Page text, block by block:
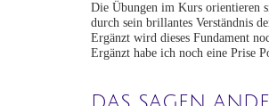
Die Übungen im Kurs orientieren
durch sein brillantes Verständnis
Ergänzt wird dieses Fundament
Ergänzt habe ich noch eine Prise